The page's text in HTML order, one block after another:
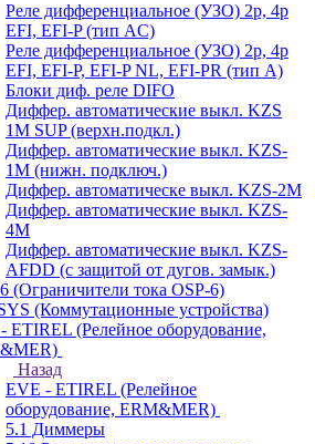
Реле дифференциальное (УЗО) 2р, 4р
EFI, EFI-P (тип AС)
Реле дифференциальное (УЗО) 2р, 4р
EFI, EFI-P, EFI-P NL, EFI-PR (тип A)
Блоки диф. реле DIFO
Диффер. автоматические выкл. KZS
1M SUP (верхн.подкл.)
Диффер. автоматические выкл. KZS-
1M (нижн. подключ.)
Диффер. автоматическе выкл. KZS-2M
Диффер. автоматические выкл. KZS-
4M
Диффер. автоматические выкл. KZS-
AFDD (с защитой от дугов. замык.)
(Ограничители тока OSP-6)
(Коммутационные устройства)
ETIREL (Релейное оборудование,
Назад
EVE - ETIREL (Релейное
оборудование, ERM&MER)
5.1 Диммеры